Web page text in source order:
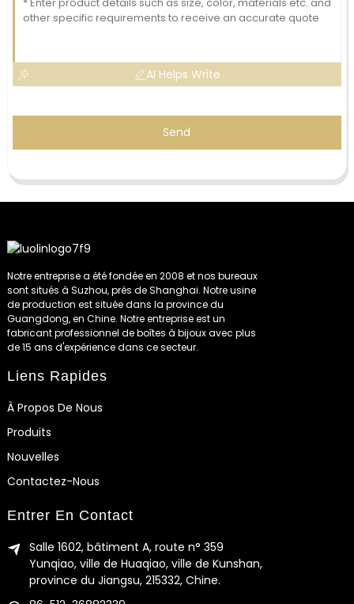
AI Helps Write
Send
Notre entreprise a été fondée en 2008 et nos bureaux
sont situés à Suzhou, près de Shanghai. Notre usine
de production est située dans la province du
Guangdong, en Chine. Notre entreprise est un
fabricant professionnel de boîtes à bijoux avec plus
de 15 ans d'expérience dans ce secteur.
Liens Rapides
À Propos De Nous
Produits
Nouvelles
Contactez-Nous
Entrer En Contact
Salle 1602, bâtiment A, route n° 359
Yunqiao, ville de Huaqiao, ville de Kunshan,
province du Jiangsu, 215332, Chine.